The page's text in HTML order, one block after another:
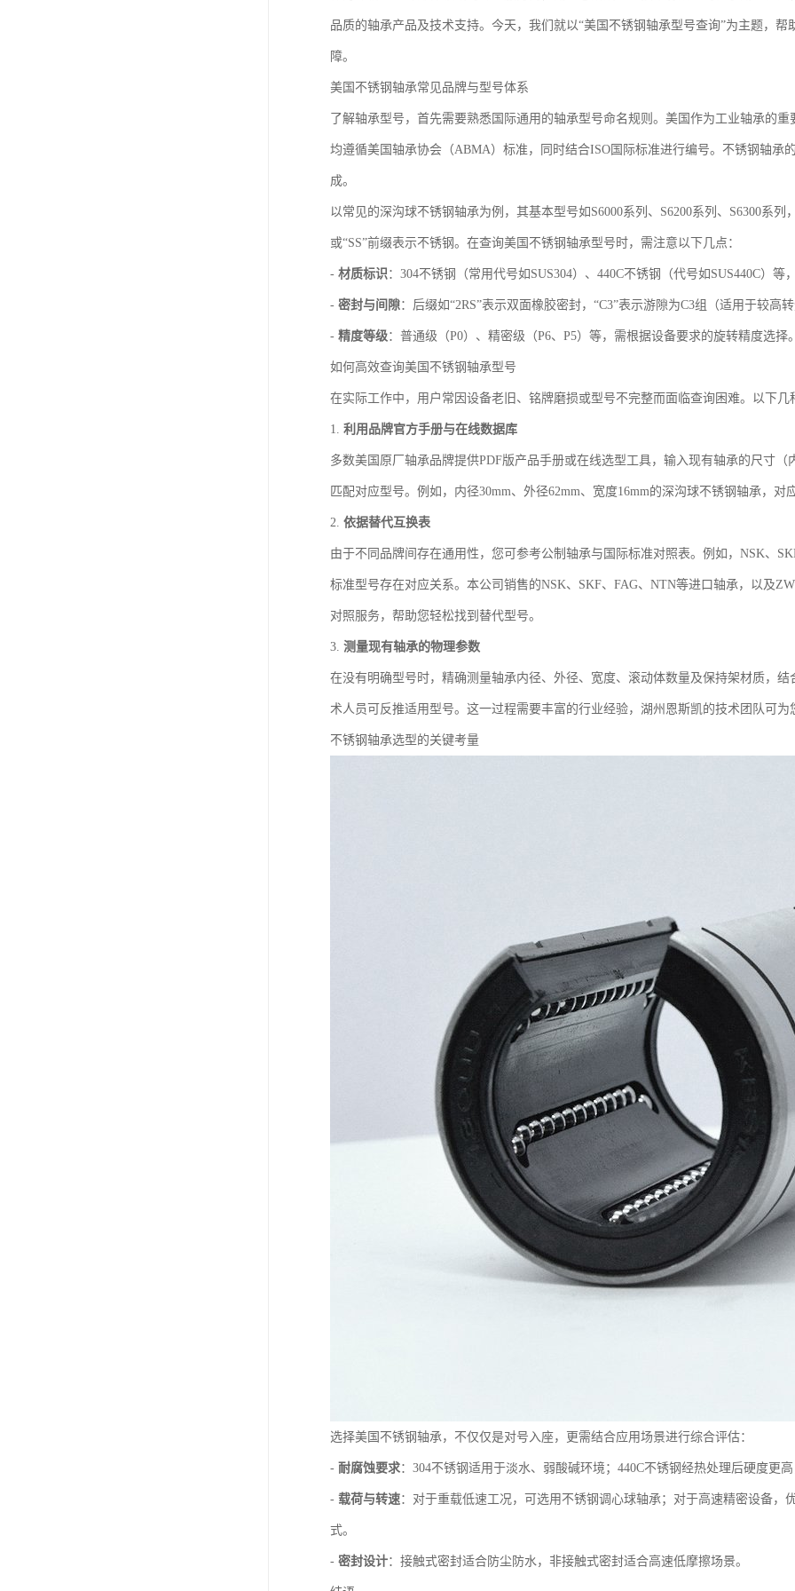
品质的轴承产品及技术支持。今天，我们就以“美国不锈钢轴承型号查询”为主题，
障。
美国不锈钢轴承常见品牌与型号体系
了解轴承型号，首先需要熟悉国际通用的轴承型号命名规则。美国作为工业轴承的
均遵循美国轴承协会（ABMA）标准，同时结合ISO国际标准进行编号。不锈钢轴承
成。
以常见的深沟球不锈钢轴承为例，其基本型号如S6000系列、S6200系列、S6300系
或“SS”前缀表示不锈钢。在查询美国不锈钢轴承型号时，需注意以下几点：
- 材质标识 ：304不锈钢（常用代号如SUS304）、440C不锈钢（代号如SUS440C）
- 密封与间隙：后缀如“2RS”表示双面橡胶密封，“C3”表示游隙为C3组（适用于较高
- 精度等级：普通级（P0）、精密级（P6、P5）等，需根据设备要求的旋转精度选择
如何高效查询美国不锈钢轴承型号
在实际工作中，用户常因设备老旧、铭牌磨损或型号不完整而面临查询困难。以下
1. 利用品牌官方手册与在线数据库
多数美国原厂轴承品牌提供PDF版产品手册或在线选型工具，输入现有轴承的尺寸
匹配对应型号。例如，内径30mm、外径62mm、宽度16mm的深沟球不锈钢轴承，对
2. 依据替代互换表
由于不同品牌间存在通用性，您可参考公制轴承与国际标准对照表。例如，NSK、
标准型号存在对应关系。本公司销售的NSK、SKF、FAG、NTN等进口轴承，以及
对照服务，帮助您轻松找到替代型号。
3. 测量现有轴承的物理参数
在没有明确型号时，精确测量轴承内径、外径、宽度、滚动体数量及保持架材质，
术人员可反推适用型号。这一过程需要丰富的行业经验，湖州恩斯凯的技术团队可
不锈钢轴承选型的关键考量
选择美国不锈钢轴承，不仅仅是对号入座，更需结合应用场景进行综合评估：
- 耐腐蚀要求：304不锈钢适用于淡水、弱酸碱环境；440C不锈钢经热处理后硬度更
- 载荷与转速：对于重载低速工况，可选用不锈钢调心球轴承；对于高速精密设备，
式。
- 密封设计：接触式密封适合防尘防水，非接触式密封适合高速低摩擦场景。